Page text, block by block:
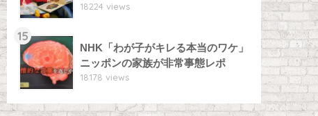
18224 views
15
NHK「わが子がキレる本当のワケ」
ニッポンの家族が非常事態レポ
18178 views